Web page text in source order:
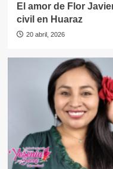
El amor de Flor
civil en Huaraz
20 abril, 2026